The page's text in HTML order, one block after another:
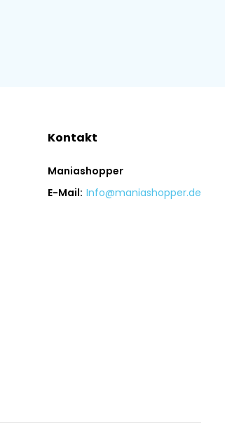
Kontakt
Maniashopper
E-Mail: Info@maniashopper.de